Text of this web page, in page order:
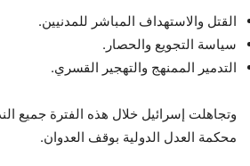
القتل والاستهداف المباشر للمدنيين.
سياسة التجويع والحصار.
التدمير الممنهج والتهجير القسري.
وتجاهلت إسرائيل خلال هذه الفترة جميع
محكمة العدل الدولية بوقف العدوان.